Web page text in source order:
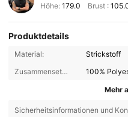
Höhe: 179.0 Brust :
Produktdetails
Material:
Strickstoff
Zusammensetzung:
100%
Mehr
Sicherheitsinformationen und